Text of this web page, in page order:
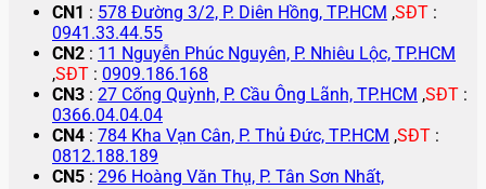
CN1 : 578 Đường 3/2, P. Diên Hồng, TP.HCM ,SĐT :
0941.33.44.55
CN2 : 11 Nguyễn Phúc Nguyên, P. Nhiêu Lộc, TP.HCM
,SĐT : 0909.186.168
CN3 : 27 Cống Quỳnh, P. Cầu Ông Lãnh, TP.HCM ,SĐT :
0366.04.04.04
CN4 : 784 Kha Vạn Cân, P. Thủ Đức, TP.HCM ,SĐT :
0812.188.189
CN5 : 296 Hoàng Văn Thụ, P. Tân Sơn Nhất,